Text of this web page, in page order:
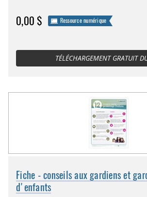
0,00 $ Ressource numérique
TÉLÉCHARGEMENT GRATUIT
Fiche - conseils aux gardiens et
d'enfants